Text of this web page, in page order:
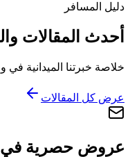
دليل المسافر
أحدث المقالات
خلاصة خبرتنا الميدانية في
عرض كل المقالات
عروض حصرية في